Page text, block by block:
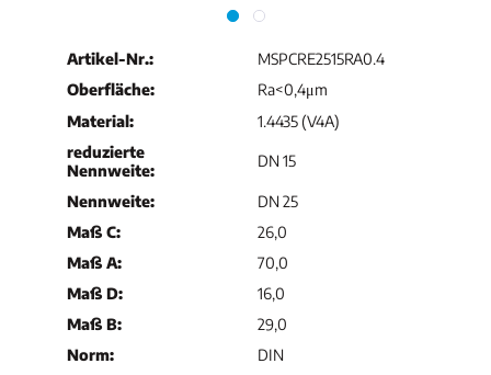
Artikel-Nr.:
MSPCRE2515RA0.4
Oberfläche:
Ra<0,4μm
Material:
1.4435 (V4A)
reduzierte
Nennweite:
DN 15
Nennweite:
DN 25
Maß C:
26,0
Maß A:
70,0
Maß D:
16,0
Maß B:
29,0
Norm:
DIN